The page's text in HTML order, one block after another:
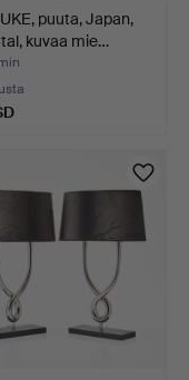
puuta, Japan,
kuvaa mie…